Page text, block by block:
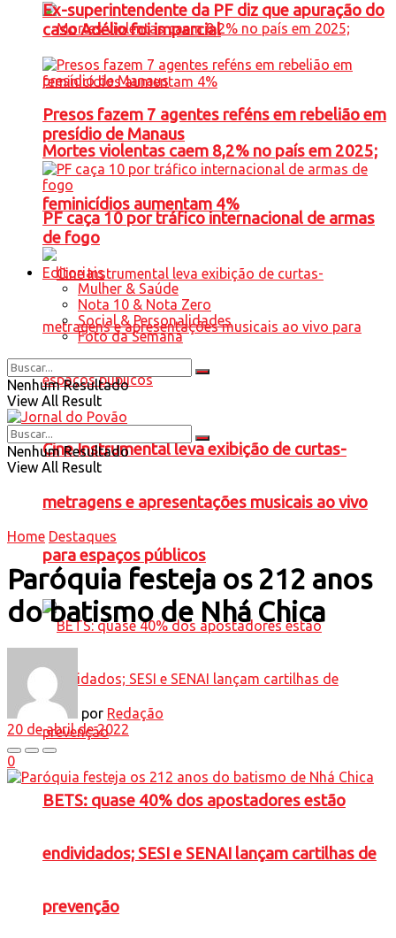
Mortes violentas caem 8,2% no país em 2025;
feminicídios aumentam 4%
Cine Instrumental leva exibição de curtas-
metragens e apresentações musicais ao vivo
para espaços públicos
BETS: quase 40% dos apostadores estão
endividados; SESI e SENAI lançam cartilhas de
prevenção
Ex-superintendente da PF diz que apuração do
caso Adélio foi imparcial
Presos fazem 7 agentes reféns em rebelião em
presídio de Manaus
PF caça 10 por tráfico internacional de armas
de fogo
Editoriais
Mulher & Saúde
Nota 10 & Nota Zero
Social & Personalidades
Foto da Semana
Nenhum Resultado
View All Result
Nenhum Resultado
View All Result
Home Destaques
Paróquia festeja os 212 anos
do batismo de Nhá Chica
por Redação
20 de abril de 2022
0